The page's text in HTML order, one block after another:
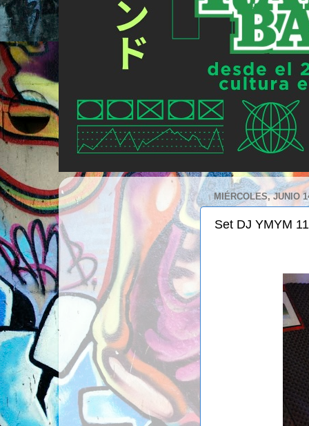
MIÉRCOLES, JUNIO
Set DJ YMYM